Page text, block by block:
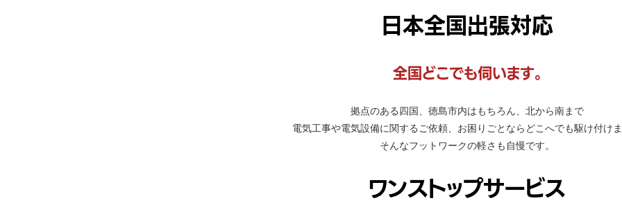
日本全国出張対応
全国どこでも伺います。
拠点のある四国、徳島市内はもちろん、北から南まで
電気工事や電気設備に関するご依頼、お困りごとならどこへでも駆け付け
そんなフットワークの軽さも自慢です。
ワンストップサービス